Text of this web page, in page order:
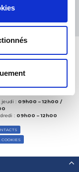
jeudi : 09h00 – 12h00 /
: 09h00 – 12h00